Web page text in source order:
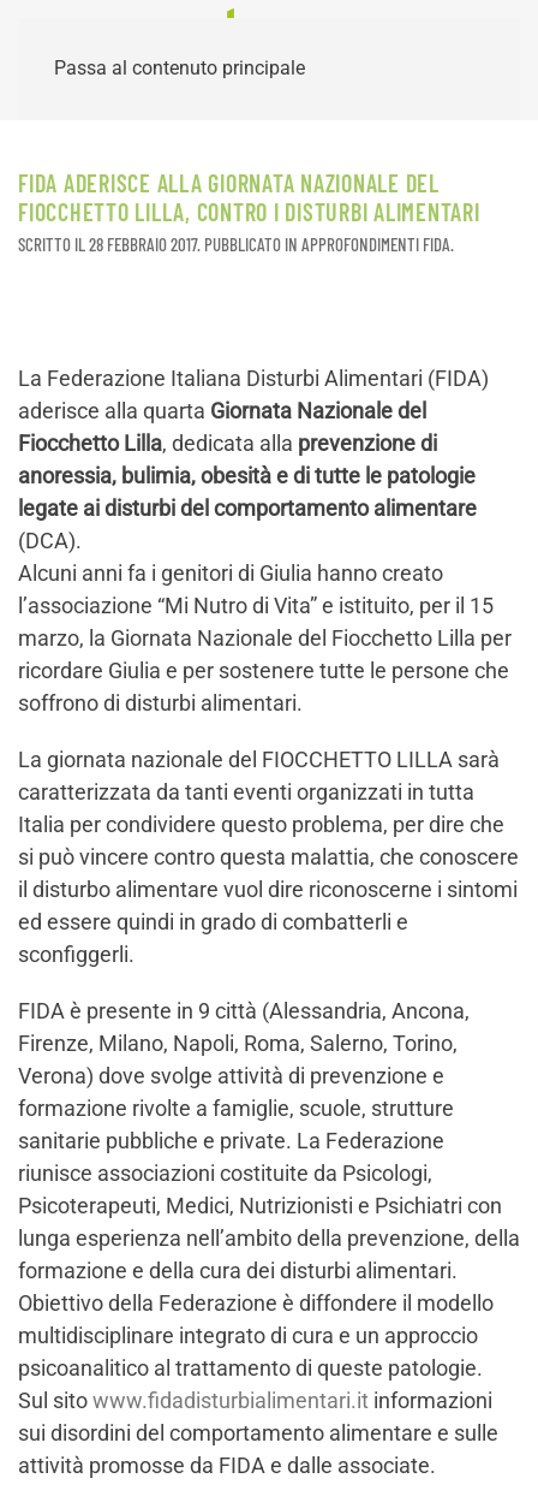
Passa al contenuto principale
FIDA ADERISCE ALLA GIORNATA NAZIONALE DEL
FIOCCHETTO LILLA, CONTRO I DISTURBI ALIMENTARI
SCRITTO IL28 FEBBRAIO 2017. PUBBLICATO IN APPROFONDIMENTI FIDA.
La Federazione Italiana Disturbi Alimentari (FIDA)
aderisce alla quarta Giornata Nazionale del
Fiocchetto Lilla, dedicata alla prevenzione di
anoressia, bulimia, obesità e di tutte le patologie
legate ai disturbi del comportamento alimentare
(DCA).
Alcuni anni fa i genitori di Giulia hanno creato
l’associazione “Mi Nutro di Vita” e istituito, per il 15
marzo, la Giornata Nazionale del Fiocchetto Lilla per
ricordare Giulia e per sostenere tutte le persone che
soffrono di disturbi alimentari.
La giornata nazionale del FIOCCHETTO LILLA sarà
caratterizzata da tanti eventi organizzati in tutta
Italia per condividere questo problema, per dire che
si può vincere contro questa malattia, che conoscere
il disturbo alimentare vuol dire riconoscerne i sintomi
ed essere quindi in grado di combatterli e
sconfiggerli.
FIDA è presente in 9 città (Alessandria, Ancona,
Firenze, Milano, Napoli, Roma, Salerno, Torino,
Verona) dove svolge attività di prevenzione e
formazione rivolte a famiglie, scuole, strutture
sanitarie pubbliche e private. La Federazione
riunisce associazioni costituite da Psicologi,
Psicoterapeuti, Medici, Nutrizionisti e Psichiatri con
lunga esperienza nell’ambito della prevenzione, della
formazione e della cura dei disturbi alimentari.
Obiettivo della Federazione è diffondere il modello
multidisciplinare integrato di cura e un approccio
psicoanalitico al trattamento di queste patologie.
Sul sitowww.fidadisturbialimentari.it informazioni
sui disordini del comportamento alimentare e sulle
attività promosse da FIDA e dalle associate.